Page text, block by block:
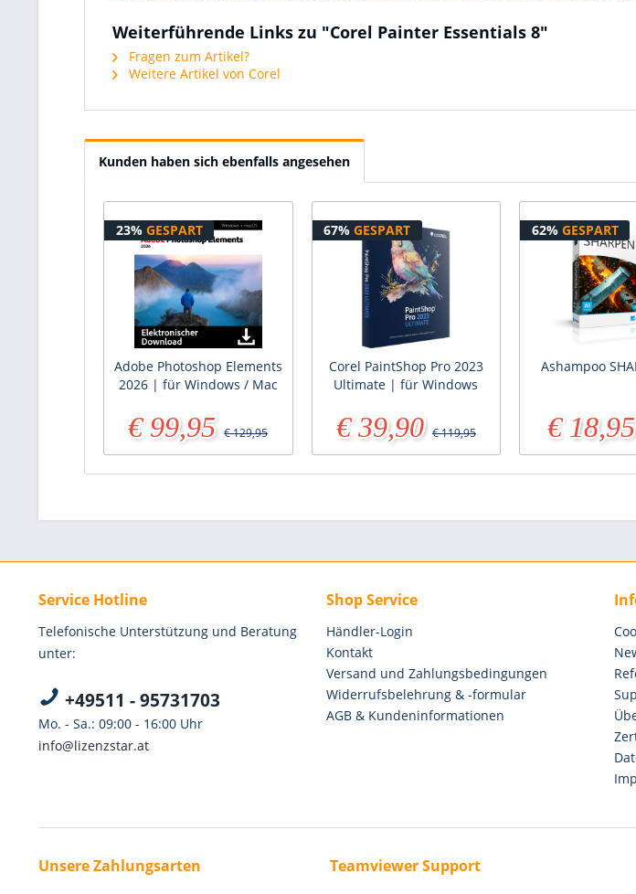
Weiterführende Links zu "Corel Painter Essentials 8"
Fragen zum Artikel?
Weitere Artikel von Corel
Kunden haben sich ebenfalls angesehen
23% GESPART
Adobe Photoshop Elements
2026 | für Windows / Mac
€ 99,95 € 129,95
67%GESPART
Corel PaintShop Pro 2023
Ultimate | für Windows
€ 39,90 € 119,95
62% GESPART
Ashampoo
€ 18,95
Service Hotline
Telefonische Unterstützung und Beratung
unter:
+49511 - 95731703
Mo. - Sa.: 09:00 - 16:00 Uhr
info@lizenzstar.at
Shop Service
Händler-Login
Kontakt
Versand und Zahlungsbedingungen
Widerrufsbelehrung & -formular
AGB & Kundeninformationen
Unsere Zahlungsarten Teamviewer Support